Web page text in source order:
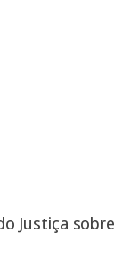
Justiça sobre